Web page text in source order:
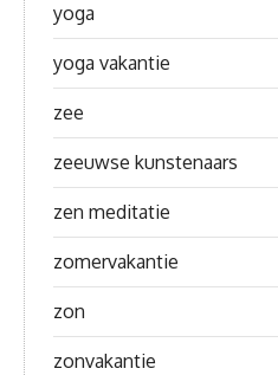
yoga
yoga vakantie
zee
zeeuwse kunstenaars
zen meditatie
zomervakantie
zon
zonvakantie